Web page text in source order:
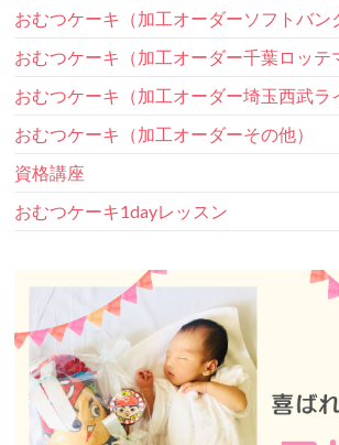
おむつケーキ（加工オーダーソフトバン
おむつケーキ（加工オーダー千葉ロッテ
おむつケーキ（加工オーダー埼玉西武ラ
おむつケーキ（加工オーダーその他）
資格講座
おむつケーキ1dayレッスン